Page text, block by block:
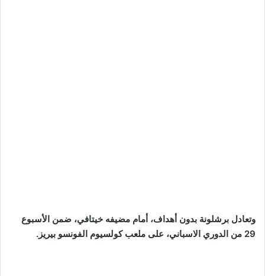
وتعادل برشلونة بدون أهداف، أمام مضيفه خيتافي، ضمن الأسبوع
29 من الدوري الاسباني، على ملعب كولسيوم الفونسو بيريز.